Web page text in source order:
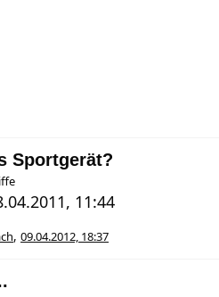
Sportgerät?
11:44
, 09.04.2012, 18:37